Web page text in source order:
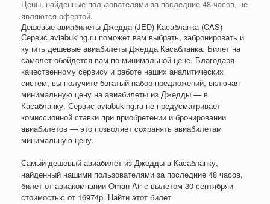
Цены, найденные пользователями за последние 48 часов, не
являются офертой.
Дешевые авиабилеты Джедда (JED) Касабланка (CAS)
Сервис aviabuking.ru поможет вам выбрать, забронировать и
купить дешевые авиабилеты Джедда Касабланка. Билет на
самолет обойдется вам по минимальной цене. Благодаря
качественному сервису и работе наших аналитических
систем, вы получите богатый набор предложений, включая
минимальную цену на авиабилеты из Джедды — в
Касабланку. Сервис aviabuking.ru не предусматривает
комиссионной ставки при приобретении и бронировании
авиабилетов — это позволяет сохранять авиабилетам
минимальную цену.
Самый дешевый авиабилет из Джедды в Касабланку,
найденный нашими пользователями за последние 48 часов,
билет от авиакомпании Oman Air с вылетом 30 сентябряи
стоимостью от 16974р. Найти этот билет